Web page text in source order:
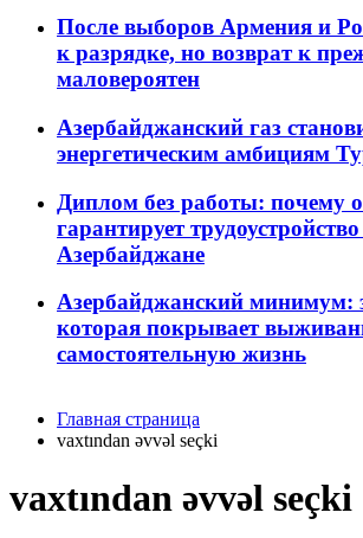
После выборов Армения и
к разрядке, но возврат к
маловероятен
Азербайджанский газ
энергетическим амбициям
Диплом без работы: почему
гарантирует
Азербайджане
Азербайджанский минимум:
которая покрывает
самостоятельную жизнь
Главная страница
vaxtından əvvəl seçki
vaxtından əvvəl seçki